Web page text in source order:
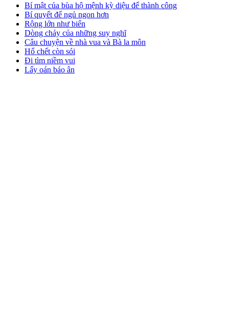
Bí mật của bùa hộ mệnh kỳ diệu để thành công
Bí quyết để ngủ ngon hơn
Rộng lớn như biển
Dòng chảy của những suy nghĩ
Câu chuyện về nhà vua và Bà la môn
Hổ chết còn sói
Đi tìm niềm vui
Lấy oán báo ân